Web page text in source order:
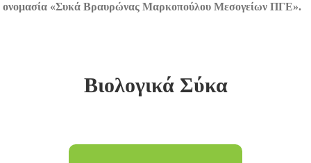
ονομασία «Συκά Βραυρώνας Μαρκοπούλου Μεσογείων ΠΓΕ».
Βιολογικά Σύκα